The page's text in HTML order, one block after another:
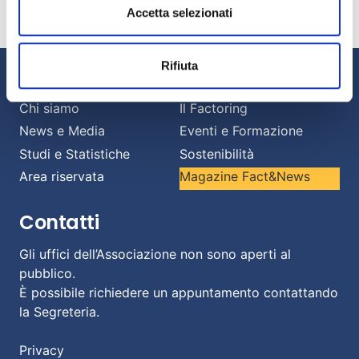
Accetta selezionati
Rifiuta
Chi siamo
Il Factoring
News e Media
Eventi e Formazione
Studi e Statistiche
Sostenibilità
Area riservata
Magazine Fact&News
Contatti
Gli uffici dell’Associazione non sono aperti al
pubblico.
È possibile richiedere un appuntamento contattando
la Segreteria.
Privacy